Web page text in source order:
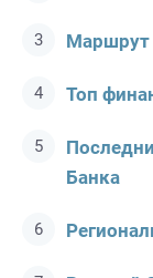
Маршрут
Топ
Банка